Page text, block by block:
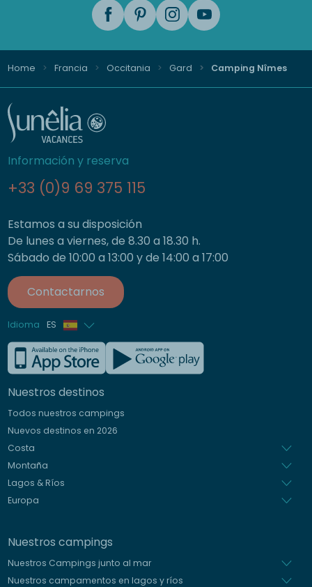
Home Francia Occitania Gard Camping Nîmes
Información y reserva
+33 (0)9 69 375 115
Estamos a su disposición
De lunes a viernes, de 8.30 a 18.30 h.
Sábado de 10:00 a 13:00 y de 14:00 a 17:00
Contactarnos
Idioma ES
Francés
Inglés
Alemán
Nuestros destinos
Todos nuestros campings
Nuevos destinos en 2026
Costa
Montaña
Lagos & Ríos
Europa
Nuestros campings
Nuestros Campings junto al mar
Nuestros campamentos en lagos y ríos